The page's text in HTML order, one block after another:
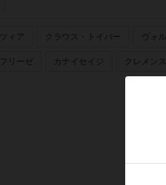
ィア クラウス・トイバー ヴォ
リーゼ カナイセイジ クレメン